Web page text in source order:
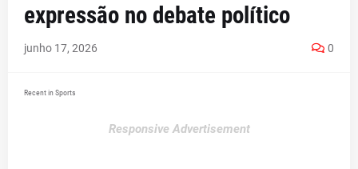
expressão no debate político
junho 17, 2026 0
Recent in Sports
Responsive Advertisement